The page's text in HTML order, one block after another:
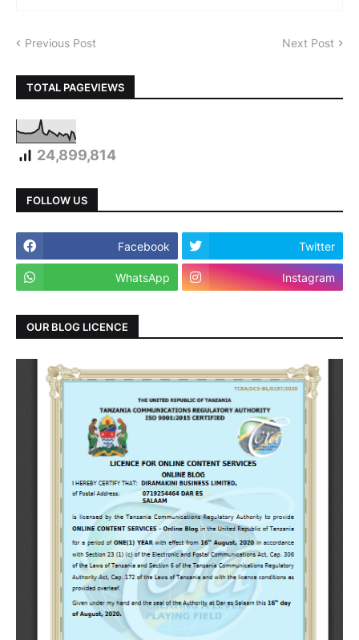
Previous Post Next Post
TOTAL PAGEVIEWS
24,899,814
FOLLOW US
Facebook Twitter
WhatsApp Instagram
OUR BLOG LICENCE